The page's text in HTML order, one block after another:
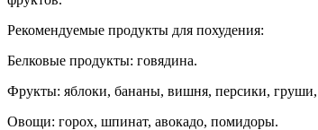
Рекомендуемые продукты для похудения:
Белковые продукты: говядина.
Фрукты: яблоки, бананы, вишня, персики,
Овощи: горох, шпинат, авокадо, помидоры.